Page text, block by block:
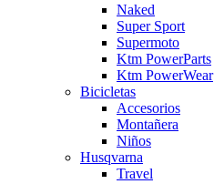
Naked
Super Sport
Supermoto
Ktm PowerParts
Ktm PowerWear
Bicicletas
Accesorios
Montañera
Niños
Husqvarna
Travel